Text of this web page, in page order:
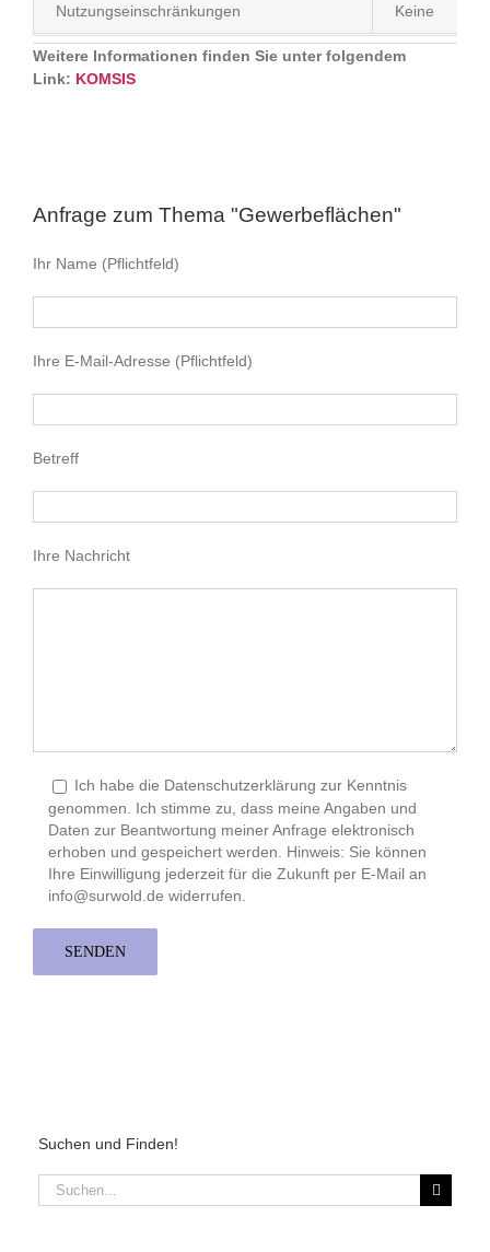
Nutzungseinschränkungen Keine
Weitere Informationen finden Sie unter folgendem
Link: KOMSIS
Anfrage zum Thema "Gewerbeflächen"
Ihr Name (Pflichtfeld)
Ihre E-Mail-Adresse (Pflichtfeld)
Betreff
Ihre Nachricht
Ich habe die Datenschutzerklärung zur Kenntnis
genommen. Ich stimme zu, dass meine Angaben und
Daten zur Beantwortung meiner Anfrage elektronisch
erhoben und gespeichert werden. Hinweis: Sie können
Ihre Einwilligung jederzeit für die Zukunft per E-Mail an
info@surwold.de widerrufen.
Suchen und Finden!
Suche
nach: